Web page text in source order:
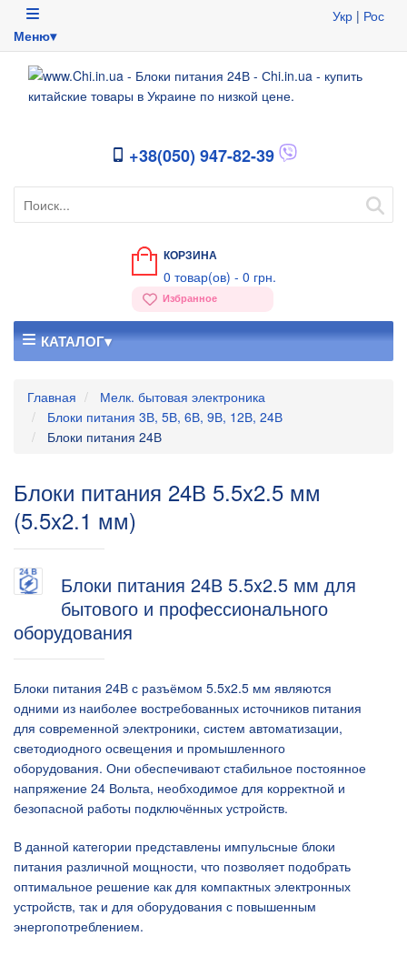
Меню▾
Укр | Рос
+38(050) 947-82-39
КОРЗИНА
0 товар(ов) - 0 грн.
Избранное
КАТАЛОГ▾
Главная
Мелк. бытовая электроника
Блоки питания 3В, 5В, 6В, 9В, 12В, 24В
Блоки питания 24В
Блоки питания 24В 5.5x2.5 мм
(5.5x2.1 мм)
Блоки питания 24В 5.5x2.5 мм для
бытового и профессионального
оборудования
Блоки питания 24В с разъёмом 5.5x2.5 мм являются
одними из наиболее востребованных источников питания
для современной электроники, систем автоматизации,
светодиодного освещения и промышленного
оборудования. Они обеспечивают стабильное постоянное
напряжение 24 Вольта, необходимое для корректной и
безопасной работы подключённых устройств.
В данной категории представлены импульсные блоки
питания различной мощности, что позволяет подобрать
оптимальное решение как для компактных электронных
устройств, так и для оборудования с повышенным
энергопотреблением.